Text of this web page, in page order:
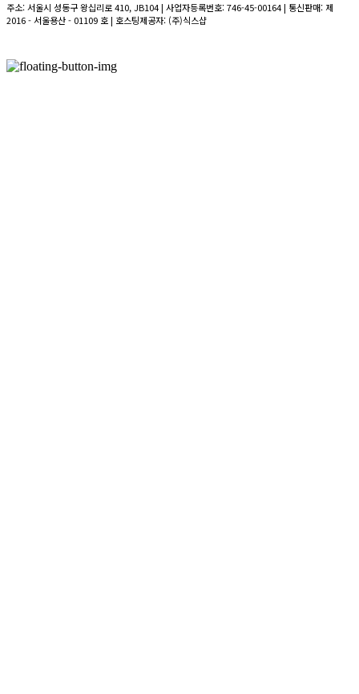
주소: 서울시 성동구 왕십리로 410, JB104 | 사업자등록번호:746-45-00164| 통신판매:제
2016 - 서울용산 - 01109 호| 호스팅제공자: (주)식스샵